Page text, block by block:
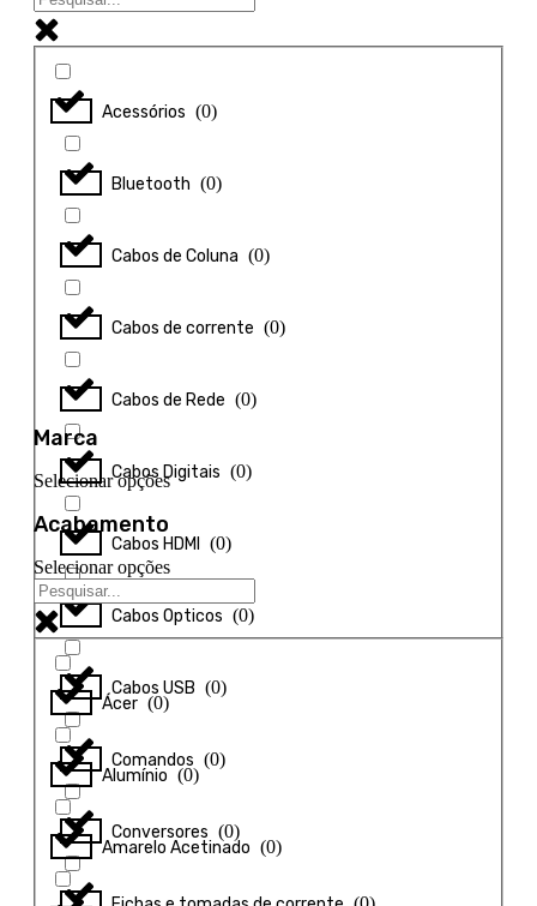
Acessórios (0)
Bluetooth (0)
Cabos de Coluna (0)
Cabos de corrente (0)
Cabos de Rede (0)
Cabos Digitais (0)
Cabos HDMI (0)
Cabos Opticos (0)
Cabos USB (0)
Comandos (0)
Conversores (0)
Marca
Selecionar opções
Acabamento
Selecionar opções
Ácer (0)
Alumínio (0)
Amarelo Acetinado (0)